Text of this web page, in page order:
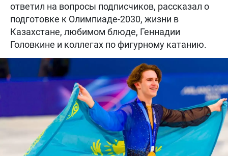
ответил на вопросы подписчиков, рассказал о
подготовке к Олимпиаде-2030, жизни в
Казахстане, любимом блюде, Геннадии
Головкине и коллегах по фигурному катанию.